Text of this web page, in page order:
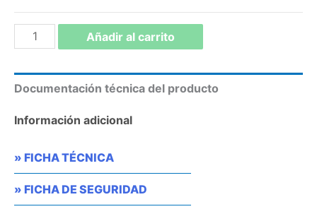
TINTE
PARA
MADERA
cantidad
Añadir al carrito
Documentación técnica del producto
Información adicional
» FICHA TÉCNICA
» FICHA DE SEGURIDAD